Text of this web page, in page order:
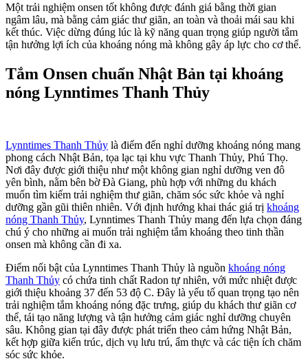
Một trải nghiệm onsen tốt không được đánh giá bằng thời gian
ngâm lâu, mà bằng cảm giác thư giãn, an toàn và thoải mái sau khi
kết thúc. Việc dừng đúng lúc là kỹ năng quan trọng giúp người tắm
tận hưởng lợi ích của khoáng nóng mà không gây áp lực cho cơ thể.
Tắm Onsen chuẩn Nhật Bản tại khoáng
nóng Lynntimes Thanh Thủy
Lynntimes Thanh Thủy là điểm đến nghỉ dưỡng khoáng nóng mang
phong cách Nhật Bản, tọa lạc tại khu vực Thanh Thủy, Phú Thọ.
Nơi đây được giới thiệu như một không gian nghỉ dưỡng ven đô
yên bình, nằm bên bờ Đà Giang, phù hợp với những du khách
muốn tìm kiếm trải nghiệm thư giãn, chăm sóc sức khỏe và nghỉ
dưỡng gần gũi thiên nhiên. Với định hướng khai thác giá trị khoáng
nóng Thanh Thủy, Lynntimes Thanh Thủy mang đến lựa chọn đáng
chú ý cho những ai muốn trải nghiệm tắm khoáng theo tinh thần
onsen mà không cần đi xa.
Điểm nổi bật của Lynntimes Thanh Thủy là nguồn khoáng nóng
Thanh Thủy có chứa tinh chất Radon tự nhiên, với mức nhiệt được
giới thiệu khoảng 37 đến 53 độ C. Đây là yếu tố quan trọng tạo nên
trải nghiệm tắm khoáng nóng đặc trưng, giúp du khách thư giãn cơ
thể, tái tạo năng lượng và tận hưởng cảm giác nghỉ dưỡng chuyên
sâu. Không gian tại đây được phát triển theo cảm hứng Nhật Bản,
kết hợp giữa kiến trúc, dịch vụ lưu trú, ẩm thực và các tiện ích chăm
sóc sức khỏe.